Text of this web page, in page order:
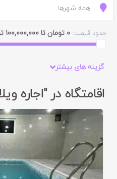
همه شهرها
حدود قیمت: 0 تومان تا 100,000,000 تومان
گزینه های بیشتر
اقامتگاه در "اجاره